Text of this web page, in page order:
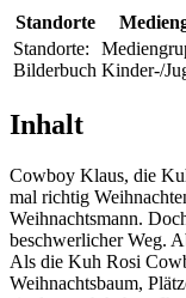
Standorte
Standorte:
Bilderbuch Kinder-/
Inhalt
Cowboy Klaus, die
mal richtig
Weihnachtsmann.
beschwerlicher Weg.
Als die Kuh Rosi
Weihnachtsbaum,